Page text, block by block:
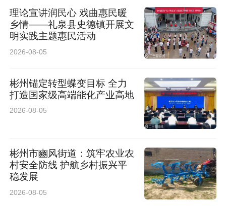
理论宣讲润民心 戏曲惠民暖
乡情——礼泉县史德镇开展文
明实践主题惠民活动
2026-08-05
彬州锚定转型蝶变目标 全力
打造国家级高端能化产业高地
2026-08-05
彬州市豳风街道：筑牢农业农
村安全防线 护航乡村振兴平
稳发展
2026-08-05